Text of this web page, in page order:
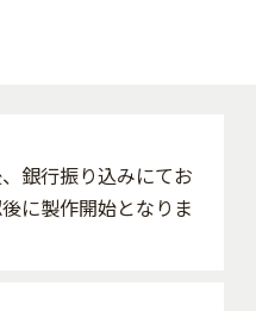
銀行振り込みにてお
に製作開始となりま